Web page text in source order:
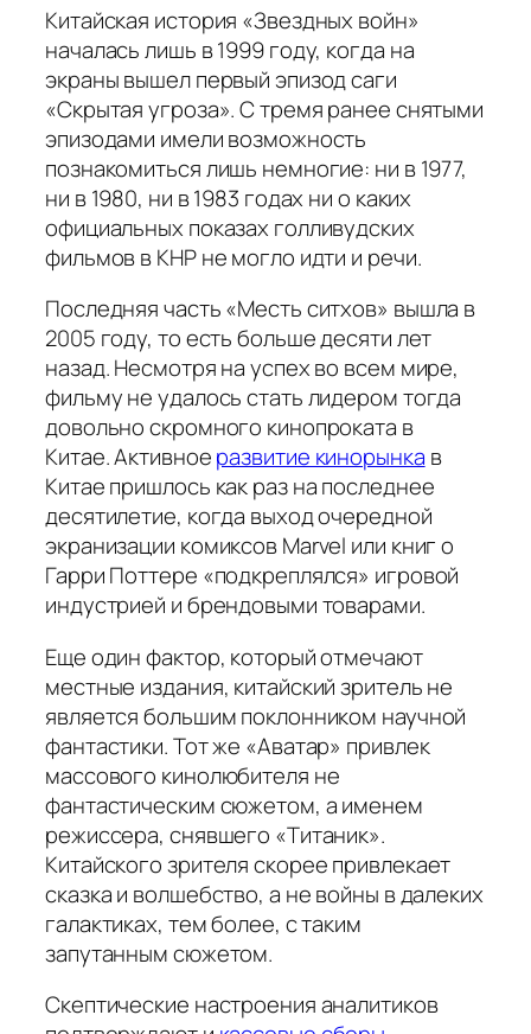
Китайская история «Звездных войн»
началась лишь в 1999 году, когда на
экраны вышел первый эпизод саги
«Скрытая угроза». С тремя ранее снятыми
эпизодами имели возможность
познакомиться лишь немногие: ни в 1977,
ни в 1980, ни в 1983 годах ни о каких
официальных показах голливудских
фильмов в КНР не могло идти и речи.
Последняя часть «Месть ситхов» вышла в
2005 году, то есть больше десяти лет
назад. Несмотря на успех во всем мире,
фильму не удалось стать лидером тогда
довольно скромного кинопроката в
Китае. Активноеразвитие кинорынка в
Китае пришлось как раз на последнее
десятилетие, когда выход очередной
экранизации комиксов Marvel или книг о
Гарри Поттере «подкреплялся» игровой
индустрией и брендовыми товарами.
Еще один фактор, который отмечают
местные издания, китайский зритель не
является большим поклонником научной
фантастики. Тот же «Аватар» привлек
массового кинолюбителя не
фантастическим сюжетом, а именем
режиссера, снявшего «Титаник».
Китайского зрителя скорее привлекает
сказка и волшебство, а не войны в далеких
галактиках, тем более, с таким
запутанным сюжетом.
Скептические настроения аналитиков